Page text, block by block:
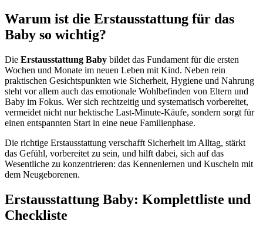
Warum ist die Erstausstattung für das
Baby so wichtig?
Die Erstausstattung Baby bildet das Fundament für die ersten
Wochen und Monate im neuen Leben mit Kind. Neben rein
praktischen Gesichtspunkten wie Sicherheit, Hygiene und Nahrung
steht vor allem auch das emotionale Wohlbefinden von Eltern und
Baby im Fokus. Wer sich rechtzeitig und systematisch vorbereitet,
vermeidet nicht nur hektische Last-Minute-Käufe, sondern sorgt für
einen entspannten Start in eine neue Familienphase.
Die richtige Erstausstattung verschafft Sicherheit im Alltag, stärkt
das Gefühl, vorbereitet zu sein, und hilft dabei, sich auf das
Wesentliche zu konzentrieren: das Kennenlernen und Kuscheln mit
dem Neugeborenen.
Erstausstattung Baby: Komplettliste und
Checkliste